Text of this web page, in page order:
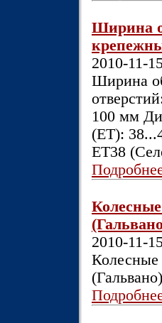
Ширина
2010-11-
Ширина
100 мм
(ET):
ET38
2010-11-
Колесные
(Гальвано)